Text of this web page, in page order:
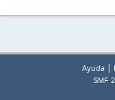
Ayuda |
SMF